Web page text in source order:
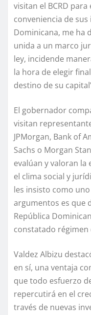
visitan el BCRD
conveniencia de
Dominicana, me ha
unida a un marco
ley, incidende
la hora de elegir
destino de su
El gobernador
visitan
JPMorgan, Bank of
Sachs o Morgan
evalúan y valoran la
el clima social y
les insisto como
argumentos es que
República
constatado régimen
Valdez Albizu
en sí, una ventaja
que todo esfuerzo
repercutirá en el
través de nuevas